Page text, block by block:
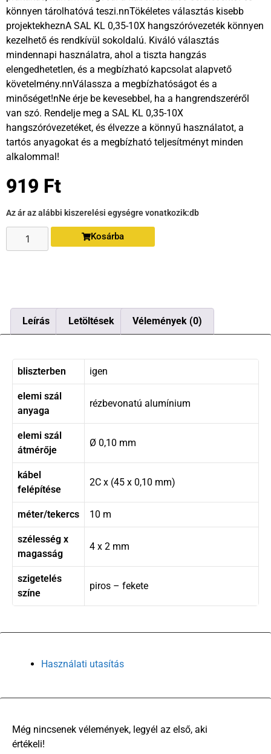
könnyen tárolhatóvá teszi.nnTökéletes választás kisebb
projektekheznA SAL KL 0,35-10X hangszóróvezeték könnyen
kezelhető és rendkívül sokoldalú. Kiváló választás
mindennapi használatra, ahol a tiszta hangzás
elengedhetetlen, és a megbízható kapcsolat alapvető
követelmény.nnVálassza a megbízhatóságot és a
minőséget!nNe érje be kevesebbel, ha a hangrendszeréről
van szó. Rendelje meg a SAL KL 0,35-10X
hangszóróvezetéket, és élvezze a könnyű használatot, a
tartós anyagokat és a megbízható teljesítményt minden
alkalommal!
919 Ft
Az ár az alábbi kiszerelési egységre vonatkozik:db
Kosárba
Leírás Letöltések Vélemények (0)
bliszterben igen
elemi szál
anyaga
rézbevonatú alumínium
elemi szál
átmérője
Ø 0,10 mm
kábel
felépítése
2C x (45 x 0,10 mm)
méter/tekercs 10 m
szélesség x
magasság
4 x 2 mm
szigetelés
színe
piros – fekete
Használati utasítás